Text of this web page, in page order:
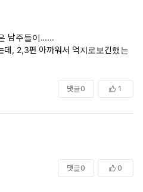
남주들이......
데, 2,3편 아까워서 억지로보긴했는
유야 어쨌든 즉위식을 위해 여주를 희
주라서 이정도지, 무스타파랑 똑같은
주가 물건도아니고
댓글0 1
댓글0 0